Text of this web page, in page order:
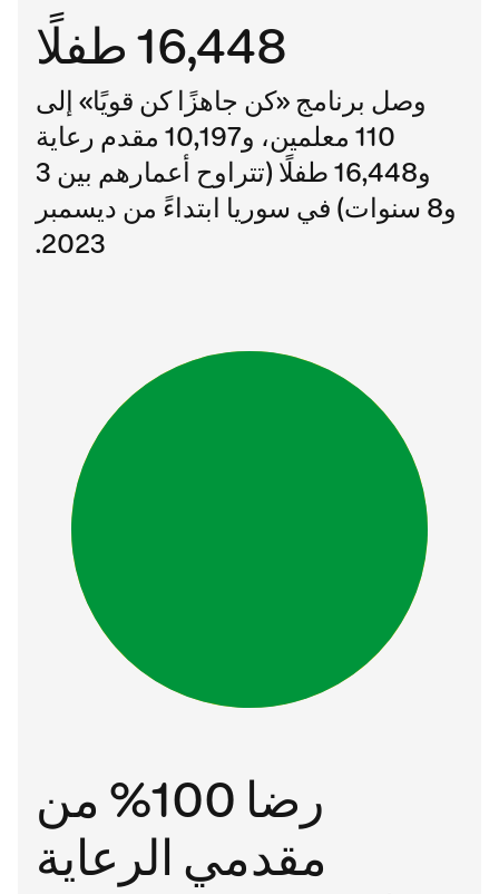
16,448 طفلًا
وصل برنامج «كن جاهزًا كن قويًا» إلى
110 معلمين، و10,197 مقدم رعاية
و16,448 طفلًا (تتراوح أعمارهم بين 3
و8 سنوات) في سوريا ابتداءً من ديسمبر
2023.
رضا 100% من
مقدمي الرعاية